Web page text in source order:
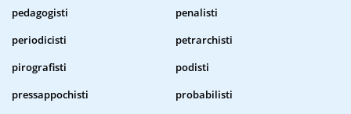
pedagogisti
penalisti
periodicisti
petrarchisti
pirografisti
podisti
pressappochisti
probabilisti